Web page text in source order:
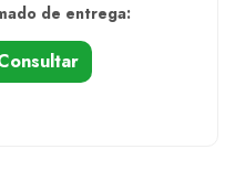
de entrega: